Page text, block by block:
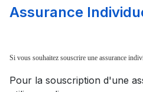
Assurance
Si vous souhaitez souscrire une assurance
Pour la souscription d'une